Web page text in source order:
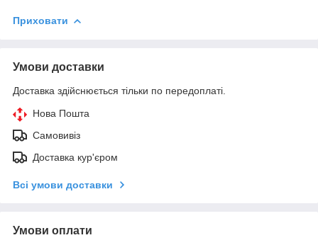
Приховати
Умови доставки
Доставка здійснюється тільки по передоплаті.
Нова Пошта
Самовивіз
Доставка кур'єром
Всі умови доставки
Умови оплати